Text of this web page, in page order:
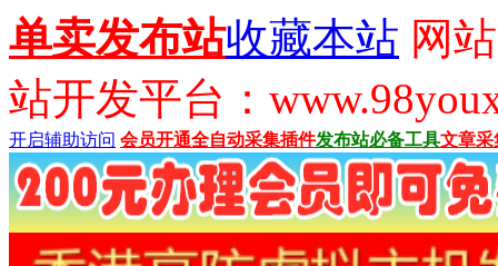
单卖发布站收藏本站 网
站开发平台：
开启辅助访问 会员开通全自动采集插件发布站必备工具文章采